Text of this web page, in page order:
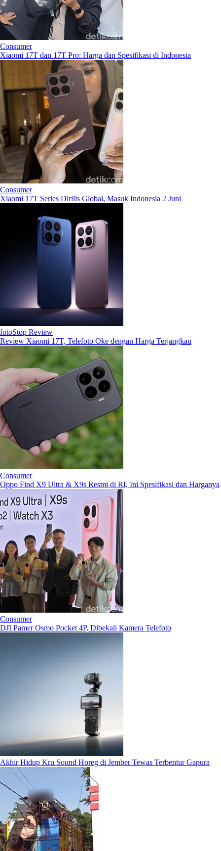
Consumer
Xiaomi 17T dan 17T Pro: Harga dan Spesifikasi di Indonesia
Consumer
Xiaomi 17T Series Dirilis Global, Masuk Indonesia 2 Juni
fotoStop Review
Review Xiaomi 17T, Telefoto Oke dengan Harga Terjangkau
Consumer
Oppo Find X9 Ultra & X9s Resmi di RI, Ini Spesifikasi dan Harganya
Consumer
DJI Pamer Osmo Pocket 4P, Dibekali Kamera Telefoto
Akhir Hidup Kru Sound Horeg di Jember Tewas Terbentur Gapura